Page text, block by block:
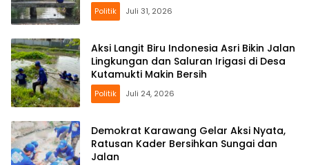
Politik Juli 31, 2026
Aksi Langit Biru Indonesia Asri Bikin Jalan
Lingkungan dan Saluran Irigasi di Desa
Kutamukti Makin Bersih
Politik Juli 24, 2026
Demokrat Karawang Gelar Aksi Nyata,
Ratusan Kader Bersihkan Sungai dan
Jalan